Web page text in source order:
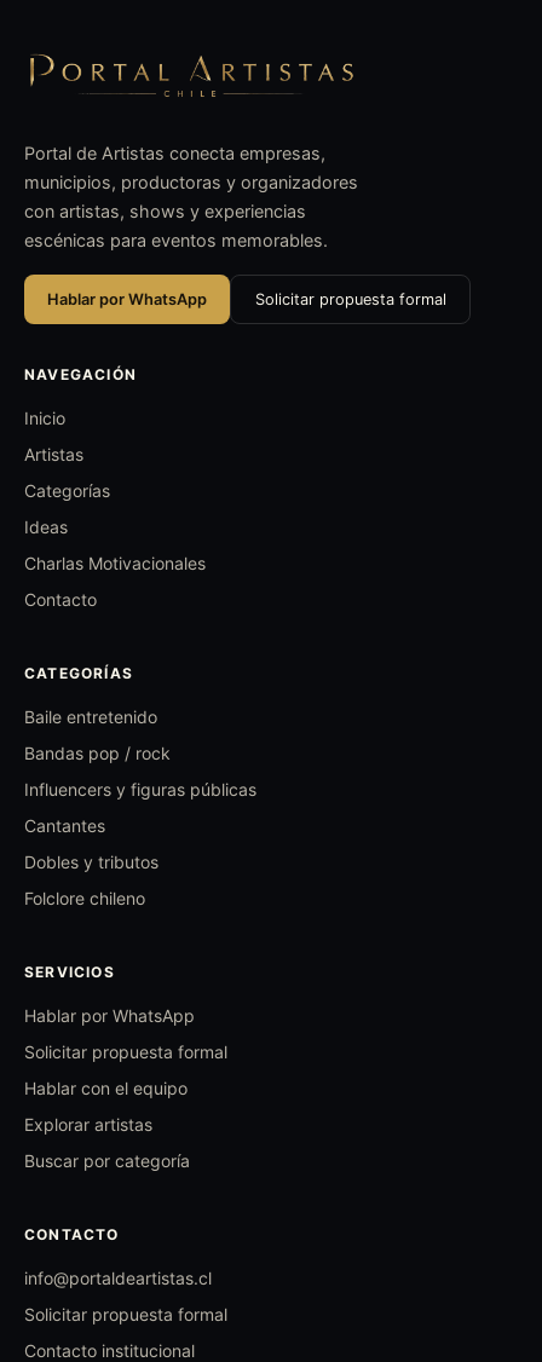
Portal de Artistas conecta empresas,
municipios, productoras y organizadores
con artistas, shows y experiencias
escénicas para eventos memorables.
Hablar por WhatsApp Solicitar propuesta formal
NAVEGACIÓN
Inicio
Artistas
Categorías
Ideas
Charlas Motivacionales
Contacto
CATEGORÍAS
Baile entretenido
Bandas pop / rock
Influencers y figuras públicas
Cantantes
Dobles y tributos
Folclore chileno
SERVICIOS
Hablar por WhatsApp
Solicitar propuesta formal
Hablar con el equipo
Explorar artistas
Buscar por categoría
CONTACTO
info@portaldeartistas.cl
Solicitar propuesta formal
Contacto institucional